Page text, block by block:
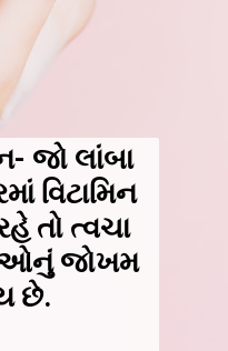
જો લાંબા
વિટામિન
તો ત્વચા
જોખમ
છે.